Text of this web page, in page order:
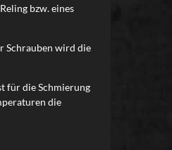
bzw. eines
Schrauben wird die
für die Schmierung
die